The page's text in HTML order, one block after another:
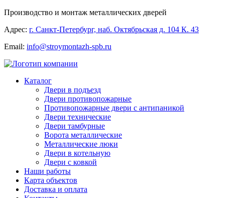
Производство и монтаж металлических дверей
Адрес: г. Санкт-Петербург, наб. Октябрьская д. 104 К. 43
Email: info@stroymontazh-spb.ru
Каталог
Двери в подъезд
Двери противопожарные
Противопожарные двери с антипаникой
Двери технические
Двери тамбурные
Ворота металлические
Металлические люки
Двери в котельную
Двери с ковкой
Наши работы
Карта объектов
Доставка и оплата